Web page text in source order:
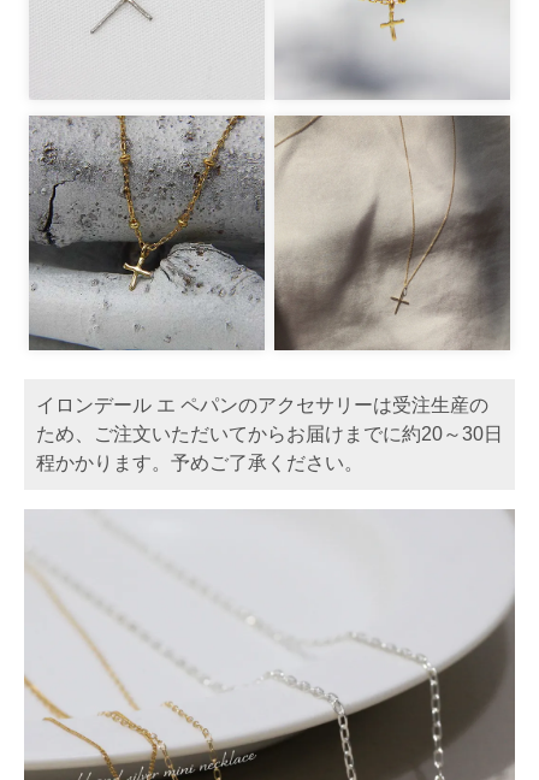
イロンデール エ ペパンのアクセサリーは受注生産の
ため、ご注文いただいてからお届けまでに約20～30日
程かかります。予めご了承ください。